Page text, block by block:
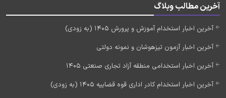
آخرین مطالب وبلاگ
آخرین اخبار استخدام آموزش و پرورش 1405 (به زودی)
آخرین اخبار آزمون تیزهوشان و نمونه دولتی
آخرین اخبار استخدامی منطقه آزاد تجاری صنعتی 1405
آخرین اخبار استخدام کادر اداری قوه قضاییه 1405 (به زودی)